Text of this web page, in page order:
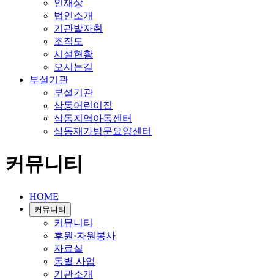
인재상
법인소개
기관발자취
조직도
시설현황
오시는길
부설기관
부설기관
삼동어린이집
삼동지역아동센터
삼동재가방문요양센터
커뮤니티
HOME
커뮤니티
커뮤니티
후원·자원봉사
자료실
동별 사업
기관소개